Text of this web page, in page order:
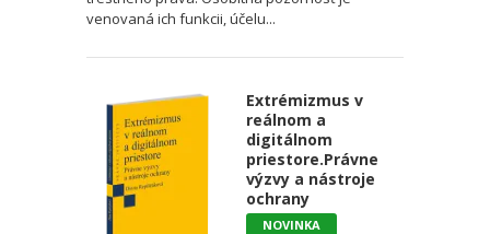
venovaná ich funkcii, účelu...
Extrémizmus v
reálnom a
digitálnom
priestore.Právne
výzvy a nástroje
ochrany
NOVINKA